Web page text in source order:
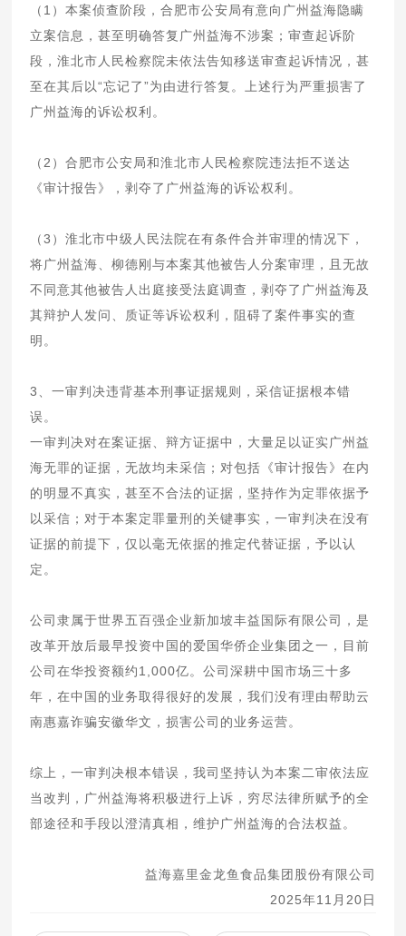
（1）本案侦查阶段，合肥市公安局有意向广州益海隐瞒
立案信息，甚至明确答复广州益海不涉案；审查起诉阶
段，淮北市人民检察院未依法告知移送审查起诉情况，甚
至在其后以“忘记了”为由进行答复。上述行为严重损害了
广州益海的诉讼权利。
（2）合肥市公安局和淮北市人民检察院违法拒不送达
《审计报告》，剥夺了广州益海的诉讼权利。
（3）淮北市中级人民法院在有条件合并审理的情况下，
将广州益海、柳德刚与本案其他被告人分案审理，且无故
不同意其他被告人出庭接受法庭调查，剥夺了广州益海及
其辩护人发问、质证等诉讼权利，阻碍了案件事实的查
明。
3、一审判决违背基本刑事证据规则，采信证据根本错
误。
一审判决对在案证据、辩方证据中，大量足以证实广州益
海无罪的证据，无故均未采信；对包括《审计报告》在内
的明显不真实，甚至不合法的证据，坚持作为定罪依据予
以采信；对于本案定罪量刑的关键事实，一审判决在没有
证据的前提下，仅以毫无依据的推定代替证据，予以认
定。
公司隶属于世界五百强企业新加坡丰益国际有限公司，是
改革开放后最早投资中国的爱国华侨企业集团之一，目前
公司在华投资额约1,000亿。公司深耕中国市场三十多
年，在中国的业务取得很好的发展，我们没有理由帮助云
南惠嘉诈骗安徽华文，损害公司的业务运营。
综上，一审判决根本错误，我司坚持认为本案二审依法应
当改判，广州益海将积极进行上诉，穷尽法律所赋予的全
部途径和手段以澄清真相，维护广州益海的合法权益。
益海嘉里金龙鱼食品集团股份有限公司
2025年11月20日